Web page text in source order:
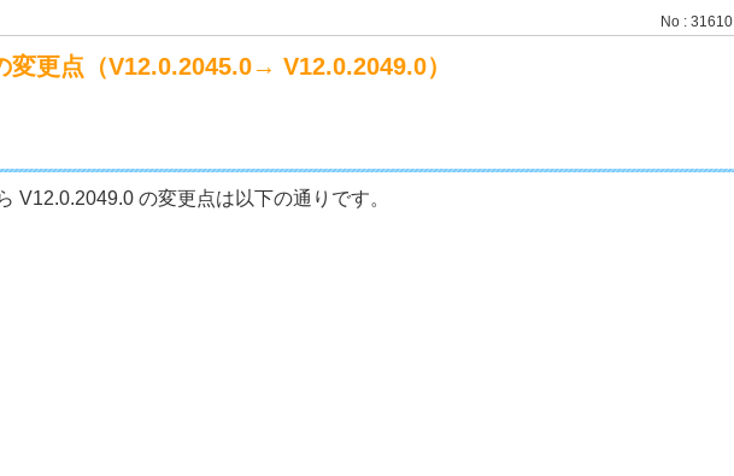
No : 31610
更点（V12.0.2045.0→ V12.0.2049.0）
V12.0.2049.0 の変更点は以下の通りです。